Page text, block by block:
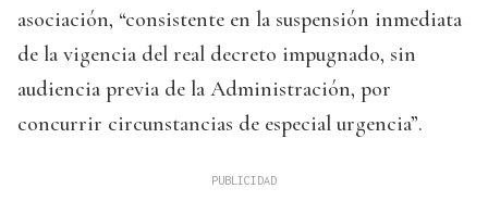
asociación, “consistente en la suspensión inmediata
de la vigencia del real decreto impugnado, sin
audiencia previa de la Administración, por
concurrir circunstancias de especial urgencia”.